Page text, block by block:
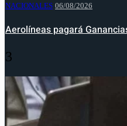
NACIONALES 06/08/2026
Aerolíneas pagará
3